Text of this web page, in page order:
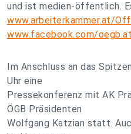
und ist medien-öffentlich.
www.arbeiterkammer.at/
www.facebook.com/oegb.at
Im Anschluss an das
Uhr eine
Pressekonferenz mit AK
ÖGB Präsidenten
Wolfgang Katzian statt.